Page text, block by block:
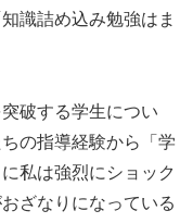
識詰め込み勉強はま
破する学生につい
の指導経験から「学
私は強烈にショック
ざなりになっている